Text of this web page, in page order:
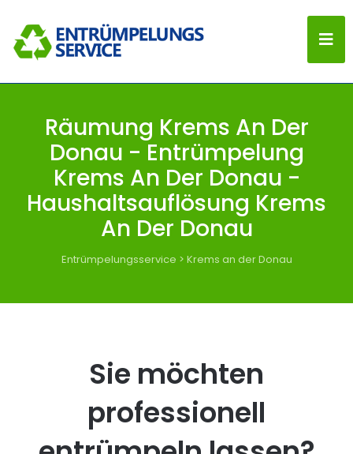
Räumung Krems An Der
Donau - Entrümpelung
Krems An Der Donau -
Haushaltsauflösung Krems
An Der Donau
Entrümpelungsservice > Krems an der Donau
Sie möchten
professionell